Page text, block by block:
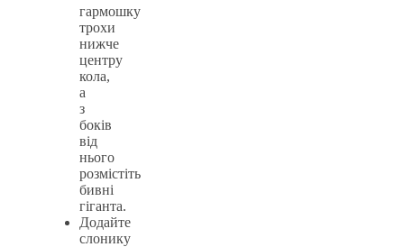
гармошку
трохи
нижче
центру
кола,
а
з
боків
від
нього
розмістіть
бивні
гіганта.
Додайте
слонику